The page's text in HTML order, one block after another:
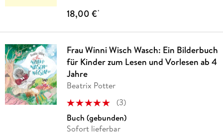
18,00 €*
Frau Winni Wisch Wasch: Ein Bilderbuch
für Kinder zum Lesen und Vorlesen ab 4
Jahre
Beatrix Potter
(3)
Buch (gebunden)
Sofort lieferbar